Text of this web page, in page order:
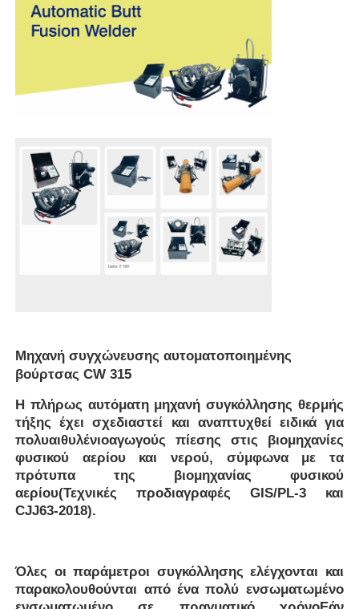
Αρχική Σελίδα
Σχετικά με εμάς
Μηχανή συγχώνευσης αυτοματοποιημένης
βούρτσας CW 315
Η πλήρως αυτόματη μηχανή συγκόλλησης θερμής
τήξης έχει σχεδιαστεί και αναπτυχθεί ειδικά για
πολυαιθυλένιοαγωγούς πίεσης στις βιομηχανίες
φυσικού αερίου και νερού, σύμφωνα με τα
πρότυπα της βιομηχανίας φυσικού
αερίου(Τεχνικές προδιαγραφές GIS/PL-3 και
CJJ63-2018).
Όλες οι παράμετροι συγκόλλησης ελέγχονται και
παρακολουθούνται από ένα πολύ ενσωματωμένο